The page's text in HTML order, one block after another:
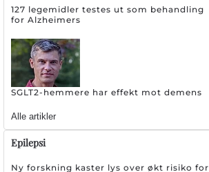
127 legemidler testes ut som behandling
for Alzheimers
SGLT2-hemmere har effekt mot demens
Alle artikler
Epilepsi
Ny forskning kaster lys over økt risiko for